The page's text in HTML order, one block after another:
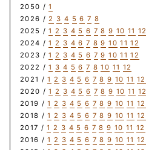
2050 /1
2026 /2 3 4 5 6 7 8
2025 /1 2 3 4 5 6 7 8 9 10 11 12
2024 /1 2 3 4 6 7 8 9 10 11 12
2023 /1 2 3 4 5 6 7 9 10 11 12
2022 /1 3 4 5 6 7 8 10 11 12
2021 /1 2 3 4 5 6 7 8 9 10 11 12
2020 /1 2 3 4 5 6 7 8 9 10 11 12
2019 /1 2 3 4 5 6 7 8 9 10 11 12
2018 /1 2 3 4 5 6 7 8 9 10 11 12
2017 /1 2 3 4 5 6 7 8 9 10 11 12
2016 /1 2 3 4 5 6 7 8 9 10 11 12